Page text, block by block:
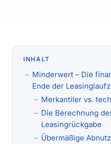
INHALT
Minderwert – Die
Ende der
Merkantiler vs.
Die Berechnung
Leasingrückgabe
Übermäßige